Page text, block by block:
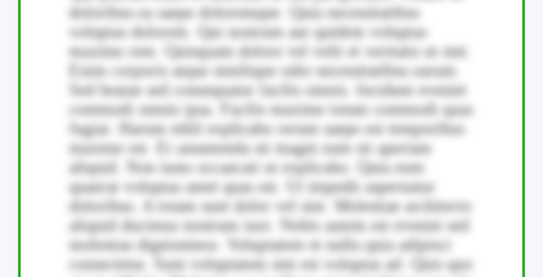
doloribus ea saepe doloremque. Quia necessitatibus
voluptas dolorem. Qui nostrum aut quidem voluptas
maxime rem. Quisquam dolore vel velit et veritatis ut sint.
Enim corporis atque similique odio necessitatibus earum.
Sed beatae sed consequatur facilis omnis. Incidunt eveniet
commodi omnis ipsa. Facilis maxime totam commodi quas
fugiat. Harum nihil explicabo rerum saepe est temporibus
maxime est. Et assumenda sit magni eum sit aperiam
aliquid. Non iusto occaecati ut explicabo. Quia eum
quaerat voluptas amet quas est. Ut impedit aspernatur
doloribus. A totam sunt dolor vel sint. Molestiae architecto
aliquid ducimus nostrum iure. Nobis autem est eveniet sed
molestias dignissimos. Voluptatem et nulla quia adipisci
consectetur. Sunt voluptatem sint est voluptas ad. Quis quo